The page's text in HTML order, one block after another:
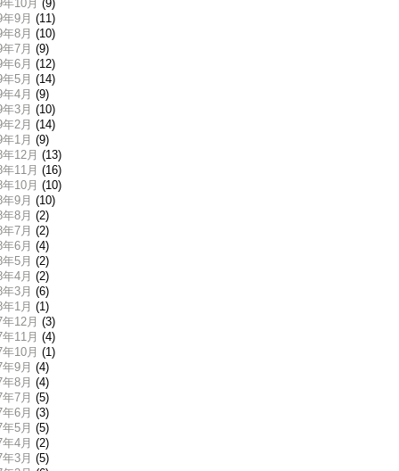
10月 (9)
9月 (11)
8月 (10)
7月 (9)
6月 (12)
5月 (14)
4月 (9)
3月 (10)
2月 (14)
1月 (9)
12月 (13)
11月 (16)
10月 (10)
9月 (10)
8月 (2)
7月 (2)
6月 (4)
5月 (2)
4月 (2)
3月 (6)
1月 (1)
12月 (3)
11月 (4)
10月 (1)
9月 (4)
8月 (4)
7月 (5)
6月 (3)
5月 (5)
4月 (2)
3月 (5)